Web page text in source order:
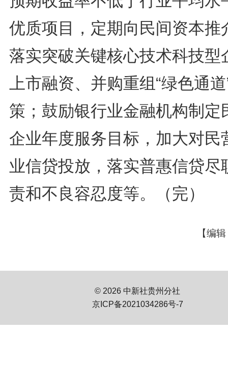
优质项目，定期向民间资本推
落实突破关键核心技术科技型
上市融资、并购重组“绿色通道
策；鼓励银行业金融机构制定
企业年度服务目标，加大对民
业信贷投放，落实普惠信贷尽
责和不良容忍度等。（完）
【编
© 2026 中新社贵州分社
京ICP备2021034286号-7